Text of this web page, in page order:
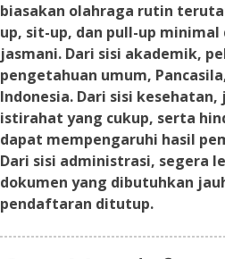
biasakan olahraga rutin
up, sit-up, dan pull-up minimal
jasmani. Dari sisi akademik,
pengetahuan umum,
Indonesia. Dari sisi
istirahat yang cukup, serta
dapat mempengaruhi hasil
Dari sisi administrasi, segera
dokumen yang dibutuhkan
pendaftaran ditutup.